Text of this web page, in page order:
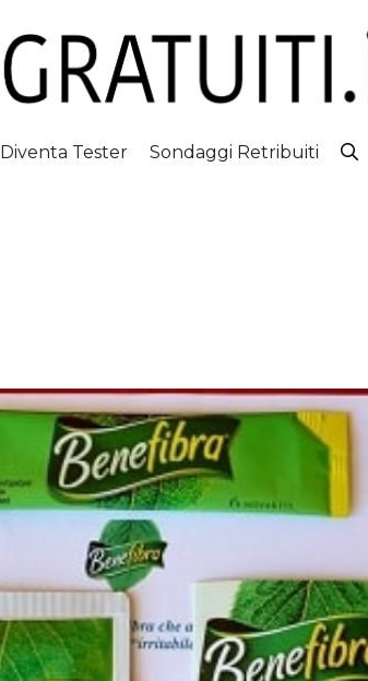
Diventa Tester Sondaggi Retribuiti